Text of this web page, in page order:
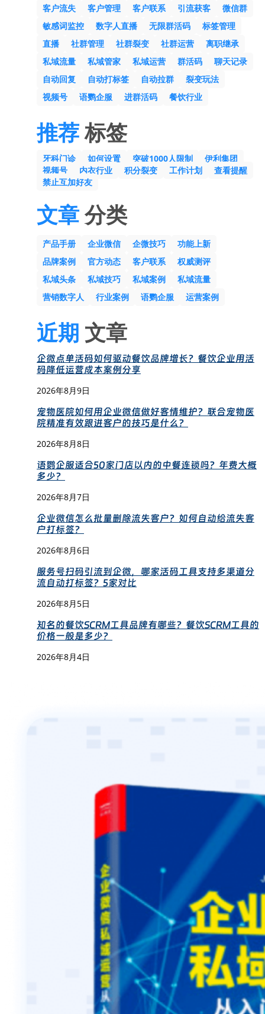
客户流失
客户管理 客户联系 引流获客
微信群
敏感词监控
数字人直播 无限群活码
标签管理
直播
社群管理 社群裂变 社群运营
离职继承
私域流量
私域管家 私域运营 群活码
聊天记录
自动回复
自动打标签 自动拉群
裂变玩法
视频号
语鹦企服 进群活码 餐饮行业
推荐标签
牙科门诊 如何设置 突破1000人限制
伊利集团
视频号
内衣行业 积分裂变 工作计划
查看提醒
禁止互加好友
文章分类
产品手册 企业微信 企微技巧
功能上新
品牌案例
官方动态 客户联系
权威测评
私域头条
私域技巧 私域案例
私域流量
营销数字人
行业案例 语鹦企服 运营案例
近期 文章
企微点单活码如何驱动餐饮品牌增长？餐饮企业用活
码降低运营成本案例分享
2026年8月9日
宠物医院如何用企业微信做好客情维护？联合宠物医
院精准有效跟进客户的技巧是什么？
2026年8月8日
语鹦企服适合50家门店以内的中餐连锁吗？年费大概
多少？
2026年8月7日
企业微信怎么批量删除流失客户？如何自动给流失客
户打标签？
2026年8月6日
服务号扫码引流到企微，哪家活码工具支持多渠道分
流自动打标签？5家对比
2026年8月5日
知名的餐饮SCRM工具品牌有哪些？餐饮SCRM工具的
价格一般是多少？
2026年8月4日